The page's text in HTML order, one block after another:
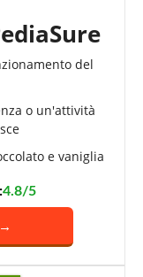
del
o un'attività
e vaniglia
4.8/5